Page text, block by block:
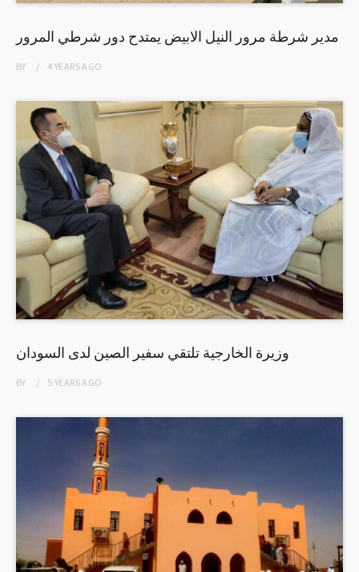
مدير شرطة مرور النيل الابيض يمتدح دور شرطي المرور
BY 4 YEARSAGO
وزيرة الخارجية تلتقي سفير الصين لدى السودان
BY 5 YEARSAGO